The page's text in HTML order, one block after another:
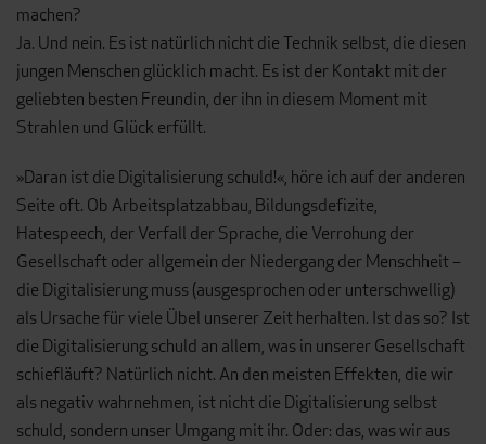
machen?
Ja. Und nein. Es ist natürlich nicht die Technik selbst, die diesen
jungen Menschen glücklich macht. Es ist der Kontakt mit der
geliebten besten Freundin, der ihn in diesem Moment mit
Strahlen und Glück erfüllt.
»Daran ist die Digitalisierung schuld!«, höre ich auf der anderen
Seite oft. Ob Arbeitsplatzabbau, Bildungsdefizite,
Hatespeech, der Verfall der Sprache, die Verrohung der
Gesellschaft oder allgemein der Niedergang der Menschheit –
die Digitalisierung muss (ausgesprochen oder unterschwellig)
als Ursache für viele Übel unserer Zeit herhalten. Ist das so? Ist
die Digitalisierung schuld an allem, was in unserer Gesellschaft
schiefläuft? Natürlich nicht. An den meisten Effekten, die wir
als negativ wahrnehmen, ist nicht die Digitalisierung selbst
schuld, sondern unser Umgang mit ihr. Oder: das, was wir aus